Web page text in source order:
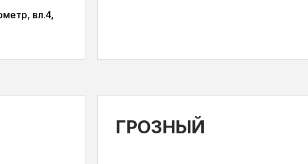
вл.4,
ГРОЗНЫЙ